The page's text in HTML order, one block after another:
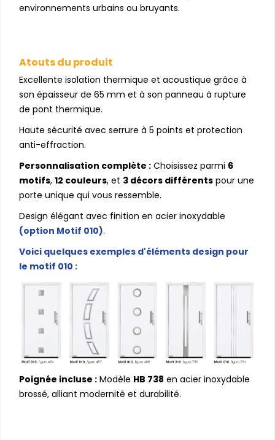
environnements urbains ou bruyants.
Atouts du produit
Excellente isolation thermique et acoustique grâce à
son épaisseur de 65 mm et à son panneau à rupture
de pont thermique.
Haute sécurité avec serrure à 5 points et protection
anti-effraction.
Personnalisation complète : Choisissez parmi 6
motifs, 12 couleurs, et 3 décors différents pour une
porte unique qui vous ressemble.
Design élégant avec finition en acier inoxydable
(option Motif 010).
Voici quelques exemples d'éléments design pour
le motif 010 :
Poignée incluse : Modèle HB 738 en acier inoxydable
brossé, alliant modernité et durabilité.